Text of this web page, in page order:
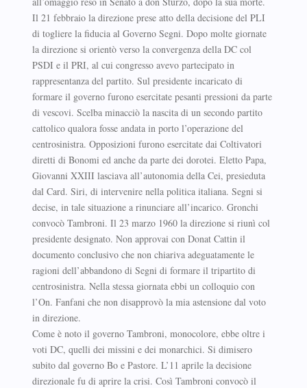
Il 21 febbraio la direzione prese atto della decisione del PLI
di togliere la fiducia al Governo Segni. Dopo molte giornate
la direzione si orientò verso la convergenza della DC col
PSDI e il PRI, al cui congresso avevo partecipato in
rappresentanza del partito. Sul presidente incaricato di
formare il governo furono esercitate pesanti pressioni da parte
di vescovi. Scelba minacciò la nascita di un secondo partito
cattolico qualora fosse andata in porto l’operazione del
centrosinistra. Opposizioni furono esercitate dai Coltivatori
diretti di Bonomi ed anche da parte dei dorotei. Eletto Papa,
Giovanni XXIII lasciava all’autonomia della Cei, presieduta
dal Card. Siri, di intervenire nella politica italiana. Segni si
decise, in tale situazione a rinunciare all’incarico. Gronchi
convocò Tambroni. Il 23 marzo 1960 la direzione si riunì col
presidente designato. Non approvai con Donat Cattin il
documento conclusivo che non chiariva adeguatamente le
ragioni dell’abbandono di Segni di formare il tripartito di
centrosinistra. Nella stessa giornata ebbi un colloquio con
l’On. Fanfani che non disapprovò la mia astensione dal voto
in direzione.
Come è noto il governo Tambroni, monocolore, ebbe oltre i
voti DC, quelli dei missini e dei monarchici. Si dimisero
subito dal governo Bo e Pastore. L’11 aprile la decisione
direzionale fu di aprire la crisi. Così Tambroni convocò il